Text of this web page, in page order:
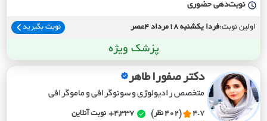
نوبت‌دهی حضوری
اولین نوبت:فردا یکشنبه 18مرداد 4عصر نوبت بگیرید
پزشک ویژه
دکتر صفورا طاهر
متخصص رادیولوژی و سونوگرافی و ماموگرافی
4.7 (402 نظر) 4,337+
نوبت آنلاین